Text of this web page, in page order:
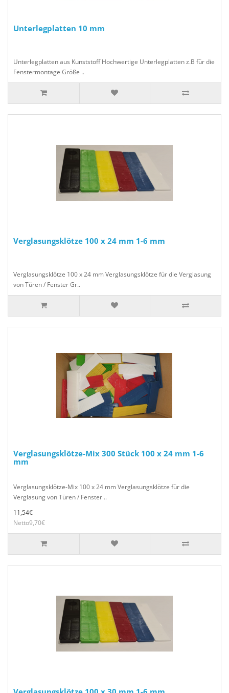
Unterlegplatten 10 mm
Unterlegplatten aus Kunststoff Hochwertige Unterlegplatten z.B für die
Fenstermontage Größe ..
Verglasungsklötze 100 x 24 mm 1-6 mm
Verglasungsklötze 100 x 24 mm Verglasungsklötze für die Verglasung
von Türen / Fenster Gr..
Verglasungsklötze-Mix 300 Stück 100 x 24 mm 1-6
mm
Verglasungsklötze-Mix 100 x 24 mm Verglasungsklötze für die
Verglasung von Türen / Fenster ..
11,54€
Netto9,70€